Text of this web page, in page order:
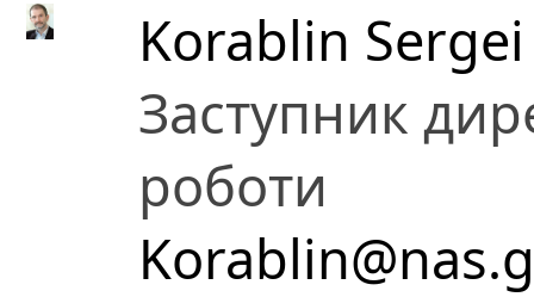
Korablin
Заступник
роботи